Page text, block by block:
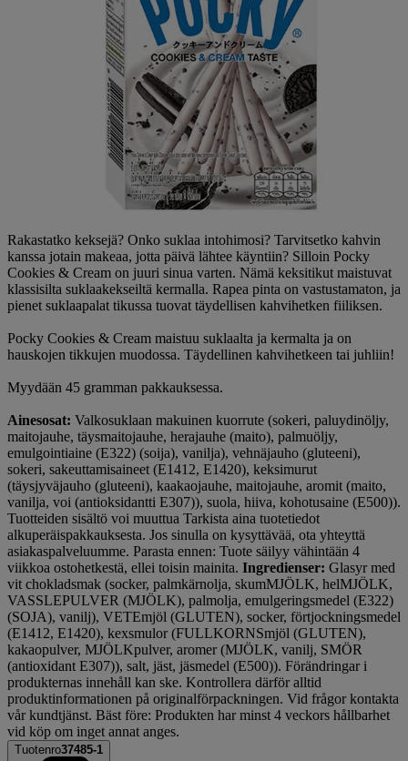
Rakastatko keksejä? Onko suklaa intohimosi? Tarvitsetko kahvin
kanssa jotain makeaa, jotta päivä lähtee käyntiin? Silloin Pocky
Cookies & Cream on juuri sinua varten. Nämä keksitikut maistuvat
klassisilta suklaakekseiltä kermalla. Rapea pinta on vastustamaton, ja
pienet suklaapalat tikussa tuovat täydellisen kahvihetken fiiliksen.
Pocky Cookies & Cream maistuu suklaalta ja kermalta ja on
hauskojen tikkujen muodossa. Täydellinen kahvihetkeen tai juhliin!
Myydään 45 gramman pakkauksessa.
Ainesosat: Valkosuklaan makuinen kuorrute (sokeri, paluydinöljy,
maitojauhe, täysmaitojauhe, herajauhe (maito), palmuöljy,
emulgointiaine (E322) (soija), vanilja), vehnäjauho (gluteeni),
sokeri, sakeuttamisaineet (E1412, E1420), keksimurut
(täysjyväjauho (gluteeni), kaakaojauhe, maitojauhe, aromit (maito,
vanilja, voi (antioksidantti E307)), suola, hiiva, kohotusaine (E500)).
Tuotteiden sisältö voi muuttua Tarkista aina tuotetiedot
alkuperäispakkauksesta. Jos sinulla on kysyttävää, ota yhteyttä
asiakaspalveluumme. Parasta ennen: Tuote säilyy vähintään 4
viikkoa ostohetkestä, ellei toisin mainita. Ingredienser: Glasyr med
vit chokladsmak (socker, palmkärnolja, skumMJÖLK, helMJÖLK,
VASSLEPULVER (MJÖLK), palmolja, emulgeringsmedel (E322)
(SOJA), vanilj), VETEmjöl (GLUTEN), socker, förtjockningsmedel
(E1412, E1420), kexsmulor (FULLKORNSmjöl (GLUTEN),
kakaopulver, MJÖLKpulver, aromer (MJÖLK, vanilj, SMÖR
(antioxidant E307)), salt, jäst, jäsmedel (E500)). Förändringar i
produkternas innehåll kan ske. Kontrollera därför alltid
produktinformationen på originalförpackningen. Vid frågor kontakta
vår kundtjänst. Bäst före: Produkten har minst 4 veckors hållbarhet
vid köp om inget annat anges.
Tuotenro37485-1